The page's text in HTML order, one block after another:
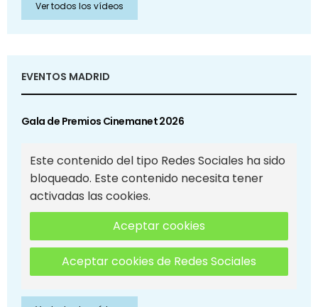
Ver todos los vídeos
EVENTOS MADRID
Gala de Premios Cinemanet 2026
Este contenido del tipo Redes Sociales ha sido
bloqueado. Este contenido necesita tener
activadas las cookies.
Aceptar cookies
Aceptar cookies de Redes Sociales